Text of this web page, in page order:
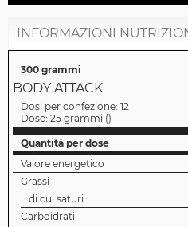
INFORMAZIONI
300 grammi
BODY ATTACK
Dosi per confezione: 12
Dose: 25 grammi ()
Quantità per dose
Valore energetico
Grassi
di cui saturi
Carboidrati